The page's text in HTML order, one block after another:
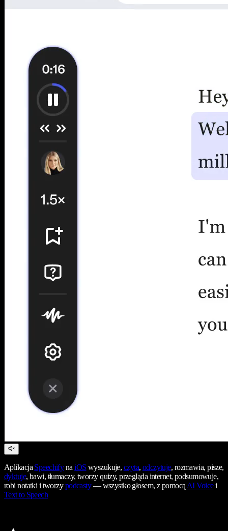
AplikacjaSpeechifynaiOS wyszukuje, czyta, odczytuje, rozmawia, pisze,
dyktuje, bawi, tłumaczy, tworzy quizy, przegląda internet, podsumowuje,
robi notatki i tworzypodcasty— wszystko głosem, z pomocąAI Voicei
Text to Speech